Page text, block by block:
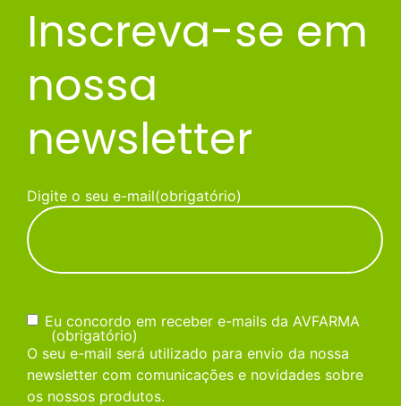
Inscreva-se em
nossa
newsletter
Digite o seu e-mail(obrigatório)
Consentimento(obrigatório)
Eu concordo em receber e-mails da AVFARMA
(obrigatório)
O seu e-mail será utilizado para envio da nossa
newsletter com comunicações e novidades sobre
os nossos produtos.